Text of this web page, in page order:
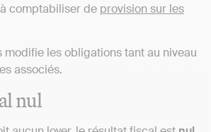
comptabiliser de provision sur les
modifie les obligations tant au niveau
associés.
nul